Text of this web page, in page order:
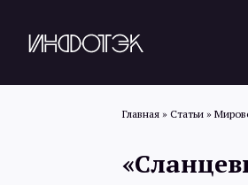
Главная » Статьи »